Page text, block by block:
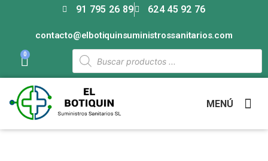
91 795 26 89 624 45 92 76
contacto@elbotiquinsuministrossanitarios.com
0
MENÚ